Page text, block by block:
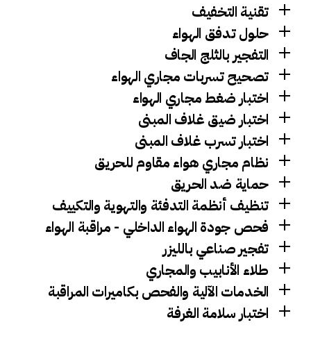
تقنية التخفيف
حلول تدفق الهواء
التفجير بالثلج الجاف
تصحيح تسربات مجاري الهواء
اختبار ضغط مجاري الهواء
اختبار ضيق غلاف المبنى
اختبار تسرب غلاف المبنى
نظام مجاري هواء مقاوم للحريق
حماية ضد الحريق
تنظيف أنظمة التدفئة والتهوية والتكييف
فحص جودة الهواء الداخلي - مراقبة الهواء
تفجير صناعي بالليزر
طلاء الأنابيب والمجاري
الخدمات الآلية والفحص بكاميرات المراقبة
اختبار سلامة الغرفة